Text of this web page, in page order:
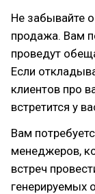
Не забывайте
продажа. Вам
проведут
Если
клиентов про
встретится у
Вам
менеджеров,
встреч
генерируемых